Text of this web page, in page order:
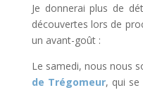
Je donnerai plus de
découvertes lors de
un avant-goût :
Le samedi, nous nous
de Trégomeur, qui se